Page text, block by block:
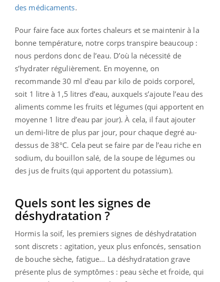
des médicaments.
Pour faire face aux fortes chaleurs et se maintenir à la
bonne température, notre corps transpire beaucoup :
nous perdons donc de l’eau. D’où la nécessité de
s’hydrater régulièrement. En moyenne, on
recommande 30 ml d'eau par kilo de poids corporel,
soit 1 litre à 1,5 litres d’eau, auxquels s’ajoute l’eau des
aliments comme les fruits et légumes (qui apportent en
moyenne 1 litre d’eau par jour). À cela, il faut ajouter
un demi-litre de plus par jour, pour chaque degré au-
dessus de 38°C. Cela peut se faire par de l’eau riche en
sodium, du bouillon salé, de la soupe de légumes ou
des jus de fruits (qui apportent du potassium).
Quels sont les signes de
déshydratation ?
Hormis la soif, les premiers signes de déshydratation
sont discrets : agitation, yeux plus enfoncés, sensation
de bouche sèche, fatigue… La déshydratation grave
présente plus de symptômes : peau sèche et froide, qui